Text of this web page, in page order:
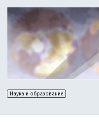
Наука и образование